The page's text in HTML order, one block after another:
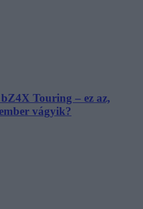
Touring – ez az,
vágyik?